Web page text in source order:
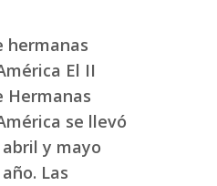
hermanas
El II
Hermanas
se llevó
y mayo
Las